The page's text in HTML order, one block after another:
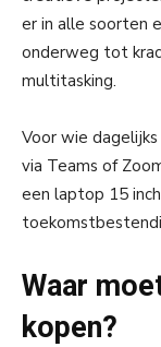
er in alle soorten
onderweg tot
multitasking.
Voor wie
via Teams of
een laptop 15
Waar
kopen?